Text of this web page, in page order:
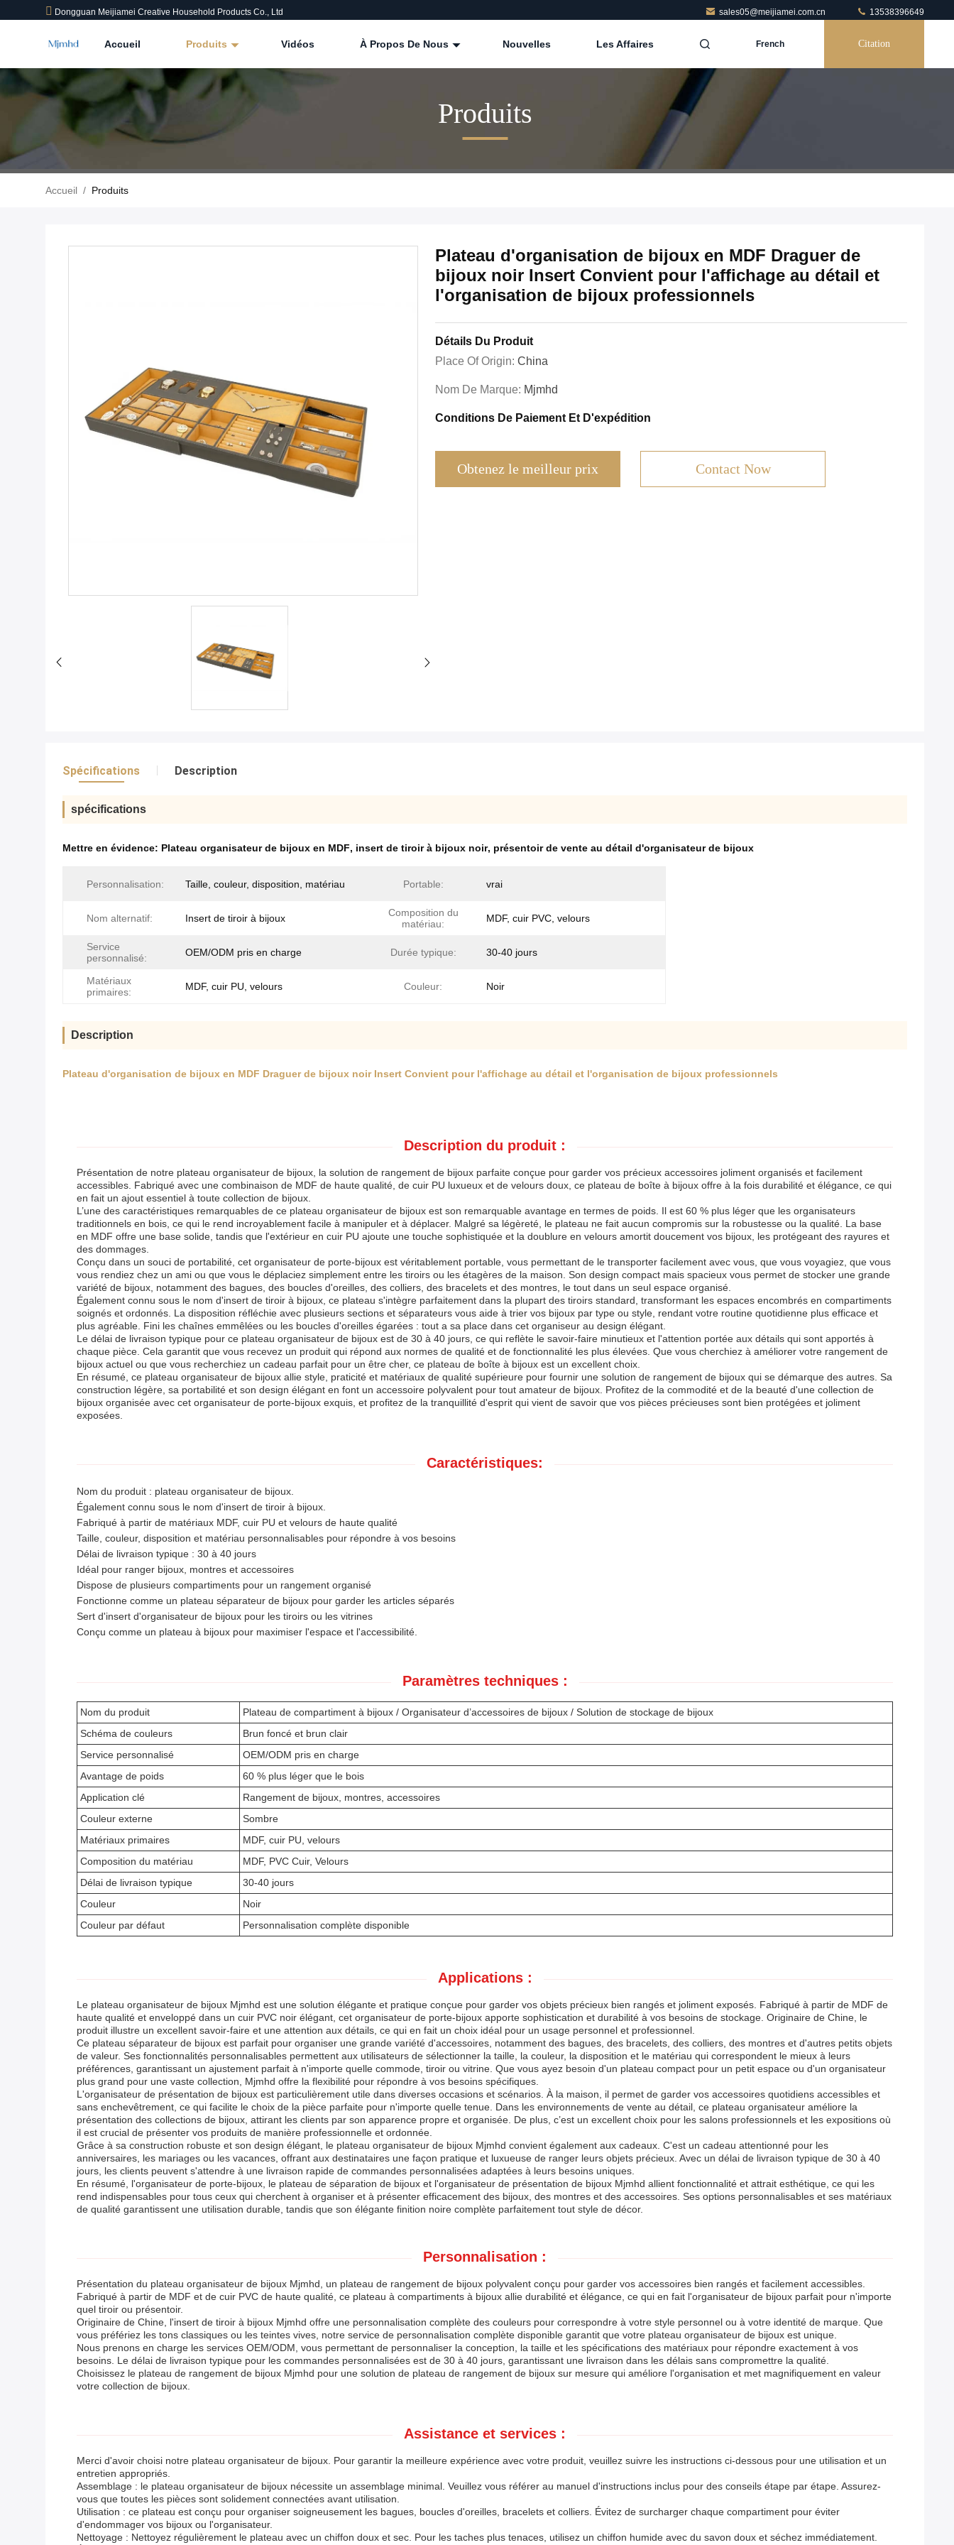
Dongguan Meijiamei Creative Household Products Co., Ltd sales05@meijiamei.com.cn 13538396649
Accueil Produits Vidéos À Propos De Nous Nouvelles Les Affaires French Citation
Produits
Accueil / Produits
Plateau d'organisation de bijoux en MDF Draguer de
bijoux noir Insert Convient pour l'affichage au détail et
l'organisation de bijoux professionnels
Détails Du Produit
Place Of Origin: China
Nom De Marque: Mjmhd
Conditions De Paiement Et D'expédition
Obtenez le meilleur prix Contact Now
Spécifications Description
spécifications
Mettre en évidence: Plateau organisateur de bijoux en MDF, insert de tiroir à bijoux noir, présentoir de vente au détail d'organisateur de bijoux
Personnalisation: Taille, couleur, disposition, matériau Portable: vrai
Nom alternatif: Insert de tiroir à bijoux
Composition du
matériau:
MDF, cuir PVC, velours
Service
personnalisé:
OEM/ODM pris en charge Durée typique: 30-40 jours
Matériaux
primaires:
MDF, cuir PU, velours Couleur: Noir
Description
Plateau d'organisation de bijoux en MDF Draguer de bijoux noir Insert Convient pour l'affichage au détail et l'organisation de bijoux professionnels
Description du produit :
Présentation de notre plateau organisateur de bijoux, la solution de rangement de bijoux parfaite conçue pour garder vos précieux accessoires joliment organisés et facilement
accessibles. Fabriqué avec une combinaison de MDF de haute qualité, de cuir PU luxueux et de velours doux, ce plateau de boîte à bijoux offre à la fois durabilité et élégance, ce qui
en fait un ajout essentiel à toute collection de bijoux.
L’une des caractéristiques remarquables de ce plateau organisateur de bijoux est son remarquable avantage en termes de poids. Il est 60 % plus léger que les organisateurs
traditionnels en bois, ce qui le rend incroyablement facile à manipuler et à déplacer. Malgré sa légèreté, le plateau ne fait aucun compromis sur la robustesse ou la qualité. La base
en MDF offre une base solide, tandis que l'extérieur en cuir PU ajoute une touche sophistiquée et la doublure en velours amortit doucement vos bijoux, les protégeant des rayures et
des dommages.
Conçu dans un souci de portabilité, cet organisateur de porte-bijoux est véritablement portable, vous permettant de le transporter facilement avec vous, que vous voyagiez, que vous
vous rendiez chez un ami ou que vous le déplaciez simplement entre les tiroirs ou les étagères de la maison. Son design compact mais spacieux vous permet de stocker une grande
variété de bijoux, notamment des bagues, des boucles d'oreilles, des colliers, des bracelets et des montres, le tout dans un seul espace organisé.
Également connu sous le nom d'insert de tiroir à bijoux, ce plateau s'intègre parfaitement dans la plupart des tiroirs standard, transformant les espaces encombrés en compartiments
soignés et ordonnés. La disposition réfléchie avec plusieurs sections et séparateurs vous aide à trier vos bijoux par type ou style, rendant votre routine quotidienne plus efficace et
plus agréable. Fini les chaînes emmêlées ou les boucles d'oreilles égarées : tout a sa place dans cet organiseur au design élégant.
Le délai de livraison typique pour ce plateau organisateur de bijoux est de 30 à 40 jours, ce qui reflète le savoir-faire minutieux et l'attention portée aux détails qui sont apportés à
chaque pièce. Cela garantit que vous recevez un produit qui répond aux normes de qualité et de fonctionnalité les plus élevées. Que vous cherchiez à améliorer votre rangement de
bijoux actuel ou que vous recherchiez un cadeau parfait pour un être cher, ce plateau de boîte à bijoux est un excellent choix.
En résumé, ce plateau organisateur de bijoux allie style, praticité et matériaux de qualité supérieure pour fournir une solution de rangement de bijoux qui se démarque des autres. Sa
construction légère, sa portabilité et son design élégant en font un accessoire polyvalent pour tout amateur de bijoux. Profitez de la commodité et de la beauté d'une collection de
bijoux organisée avec cet organisateur de porte-bijoux exquis, et profitez de la tranquillité d'esprit qui vient de savoir que vos pièces précieuses sont bien protégées et joliment
exposées.
Caractéristiques:
Nom du produit : plateau organisateur de bijoux.
Également connu sous le nom d'insert de tiroir à bijoux.
Fabriqué à partir de matériaux MDF, cuir PU et velours de haute qualité
Taille, couleur, disposition et matériau personnalisables pour répondre à vos besoins
Délai de livraison typique : 30 à 40 jours
Idéal pour ranger bijoux, montres et accessoires
Dispose de plusieurs compartiments pour un rangement organisé
Fonctionne comme un plateau séparateur de bijoux pour garder les articles séparés
Sert d'insert d'organisateur de bijoux pour les tiroirs ou les vitrines
Conçu comme un plateau à bijoux pour maximiser l'espace et l'accessibilité.
Paramètres techniques :
Nom du produit
Plateau de compartiment à bijoux / Organisateur d’accessoires de bijoux / Solution de stockage de bijoux
Schéma de couleurs
Brun foncé et brun clair
Service personnalisé
OEM/ODM pris en charge
Avantage de poids
60 % plus léger que le bois
Application clé
Rangement de bijoux, montres, accessoires
Couleur externe
Sombre
Matériaux primaires
MDF, cuir PU, velours
Composition du matériau
MDF, PVC Cuir, Velours
Délai de livraison typique
30-40 jours
Couleur
Noir
Couleur par défaut
Personnalisation complète disponible
Applications :
Le plateau organisateur de bijoux Mjmhd est une solution élégante et pratique conçue pour garder vos objets précieux bien rangés et joliment exposés. Fabriqué à partir de MDF de
haute qualité et enveloppé dans un cuir PVC noir élégant, cet organisateur de porte-bijoux apporte sophistication et durabilité à vos besoins de stockage. Originaire de Chine, le
produit illustre un excellent savoir-faire et une attention aux détails, ce qui en fait un choix idéal pour un usage personnel et professionnel.
Ce plateau séparateur de bijoux est parfait pour organiser une grande variété d'accessoires, notamment des bagues, des bracelets, des colliers, des montres et d'autres petits objets
de valeur. Ses fonctionnalités personnalisables permettent aux utilisateurs de sélectionner la taille, la couleur, la disposition et le matériau qui correspondent le mieux à leurs
préférences, garantissant un ajustement parfait à n'importe quelle commode, tiroir ou vitrine. Que vous ayez besoin d'un plateau compact pour un petit espace ou d'un organisateur
plus grand pour une vaste collection, Mjmhd offre la flexibilité pour répondre à vos besoins spécifiques.
L'organisateur de présentation de bijoux est particulièrement utile dans diverses occasions et scénarios. À la maison, il permet de garder vos accessoires quotidiens accessibles et
sans enchevêtrement, ce qui facilite le choix de la pièce parfaite pour n'importe quelle tenue. Dans les environnements de vente au détail, ce plateau organisateur améliore la
présentation des collections de bijoux, attirant les clients par son apparence propre et organisée. De plus, c’est un excellent choix pour les salons professionnels et les expositions où
il est crucial de présenter vos produits de manière professionnelle et ordonnée.
Grâce à sa construction robuste et son design élégant, le plateau organisateur de bijoux Mjmhd convient également aux cadeaux. C'est un cadeau attentionné pour les
anniversaires, les mariages ou les vacances, offrant aux destinataires une façon pratique et luxueuse de ranger leurs objets précieux. Avec un délai de livraison typique de 30 à 40
jours, les clients peuvent s'attendre à une livraison rapide de commandes personnalisées adaptées à leurs besoins uniques.
En résumé, l'organisateur de porte-bijoux, le plateau de séparation de bijoux et l'organisateur de présentation de bijoux Mjmhd allient fonctionnalité et attrait esthétique, ce qui les
rend indispensables pour tous ceux qui cherchent à organiser et à présenter efficacement des bijoux, des montres et des accessoires. Ses options personnalisables et ses matériaux
de qualité garantissent une utilisation durable, tandis que son élégante finition noire complète parfaitement tout style de décor.
Personnalisation :
Présentation du plateau organisateur de bijoux Mjmhd, un plateau de rangement de bijoux polyvalent conçu pour garder vos accessoires bien rangés et facilement accessibles.
Fabriqué à partir de MDF et de cuir PVC de haute qualité, ce plateau à compartiments à bijoux allie durabilité et élégance, ce qui en fait l'organisateur de bijoux parfait pour n'importe
quel tiroir ou présentoir.
Originaire de Chine, l'insert de tiroir à bijoux Mjmhd offre une personnalisation complète des couleurs pour correspondre à votre style personnel ou à votre identité de marque. Que
vous préfériez les tons classiques ou les teintes vives, notre service de personnalisation complète disponible garantit que votre plateau organisateur de bijoux est unique.
Nous prenons en charge les services OEM/ODM, vous permettant de personnaliser la conception, la taille et les spécifications des matériaux pour répondre exactement à vos
besoins. Le délai de livraison typique pour les commandes personnalisées est de 30 à 40 jours, garantissant une livraison dans les délais sans compromettre la qualité.
Choisissez le plateau de rangement de bijoux Mjmhd pour une solution de plateau de rangement de bijoux sur mesure qui améliore l'organisation et met magnifiquement en valeur
votre collection de bijoux.
Assistance et services :
Merci d'avoir choisi notre plateau organisateur de bijoux. Pour garantir la meilleure expérience avec votre produit, veuillez suivre les instructions ci-dessous pour une utilisation et un
entretien appropriés.
Assemblage : le plateau organisateur de bijoux nécessite un assemblage minimal. Veuillez vous référer au manuel d'instructions inclus pour des conseils étape par étape. Assurez-
vous que toutes les pièces sont solidement connectées avant utilisation.
Utilisation : ce plateau est conçu pour organiser soigneusement les bagues, boucles d'oreilles, bracelets et colliers. Évitez de surcharger chaque compartiment pour éviter
d'endommager vos bijoux ou l'organisateur.
Nettoyage : Nettoyez régulièrement le plateau avec un chiffon doux et sec. Pour les taches plus tenaces, utilisez un chiffon humide avec du savon doux et séchez immédiatement.